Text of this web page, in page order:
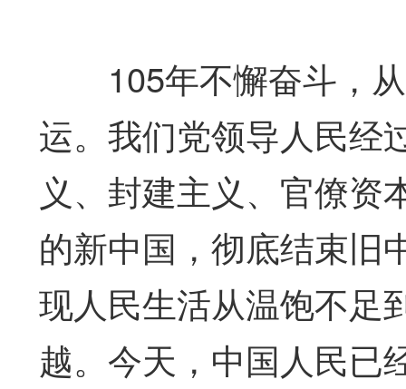
105年不懈奋斗，从
运。我们党领导人民经
义、封建主义、官僚资
的新中国，彻底结束旧
现人民生活从温饱不足
越。今天，中国人民已